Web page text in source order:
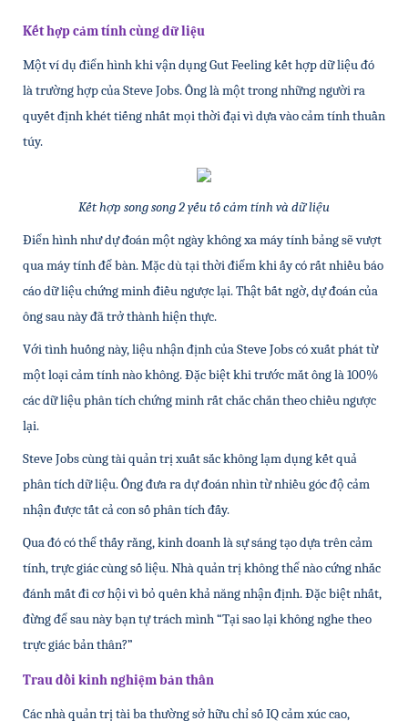
Kết hợp cảm tính cùng dữ liệu
Một ví dụ điển hình khi vận dụng Gut Feeling kết hợp dữ liệu đó
là trường hợp của Steve Jobs. Ông là một trong những người ra
quyết định khét tiếng nhất mọi thời đại vì dựa vào cảm tính thuần
túy.
Kết hợp song song 2 yếu tố cảm tính và dữ liệu
Điển hình như dự đoán một ngày không xa máy tính bảng sẽ vượt
qua máy tính để bàn. Mặc dù tại thời điểm khi ấy có rất nhiều báo
cáo dữ liệu chứng minh điều ngược lại. Thật bất ngờ, dự đoán của
ông sau này đã trở thành hiện thực.
Với tình huống này, liệu nhận định của Steve Jobs có xuất phát từ
một loại cảm tính nào không. Đặc biệt khi trước mắt ông là 100%
các dữ liệu phân tích chứng minh rất chắc chắn theo chiều ngược
lại.
Steve Jobs cùng tài quản trị xuất sắc không lạm dụng kết quả
phân tích dữ liệu. Ông đưa ra dự đoán nhìn từ nhiều góc độ cảm
nhận được tất cả con số phân tích đấy.
Qua đó có thể thấy rằng, kinh doanh là sự sáng tạo dựa trên cảm
tính, trực giác cùng số liệu. Nhà quản trị không thể nào cứng nhắc
đánh mất đi cơ hội vì bỏ quên khả năng nhận định. Đặc biệt nhất,
đừng để sau này bạn tự trách mình “Tại sao lại không nghe theo
trực giác bản thân?”
Trau dồi kinh nghiệm bản thân